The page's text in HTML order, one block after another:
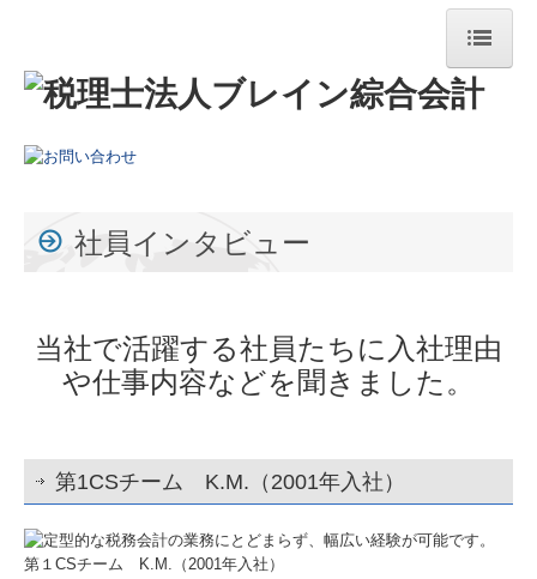
ホーム
主要メンバー紹介
社員インタビュー
募集要項
社員インタビュー
当社で活躍する社員たちに入社理由
や仕事内容などを聞きました。
第1CSチーム K.M.（2001年入社）